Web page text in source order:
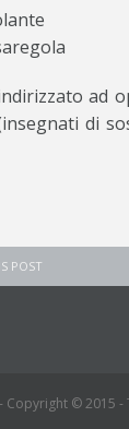
ad
di
POST
Copyright © 2015